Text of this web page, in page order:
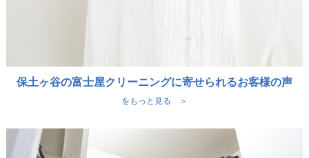
保土ヶ谷の富士屋クリーニングに寄せられるお客様の声
をもっと見る ＞